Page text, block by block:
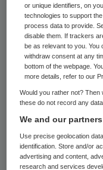
zijn, zo blijkt
Ook met de bij
instrumenten
medewerkers
rapport
factoren bij
richtlijn in de
daarmee
or unique identifiers, on
technologies to support
process data to provide.
disable them. If trackers
be as relevant to you.
withdraw consent at any
bottom of the webpage.
more details, refer to our
Would you rather not? Then
these do not record any
We and our
Use precise geolocation
identification. Store and/or
advertising and content,
research and services